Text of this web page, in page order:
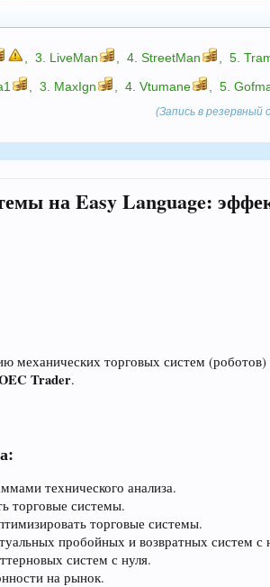
3. LiveMan 4.StreetMan 5.
3. MaxIgn 4.Vtumane 5.
(Запись в резервный
на Easy Language:
механических торговых систем
Trader.
технического анализа.
торговые системы.
торговые системы.
пробойных и возвратных систем с
систем с нуля.
на рынок.